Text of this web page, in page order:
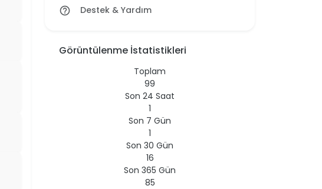
help_outline Destek & Yardım
Görüntülenme İstatistikleri
Toplam
99
Son 24 Saat
1
Son 7 Gün
1
Son 30 Gün
16
Son 365 Gün
85